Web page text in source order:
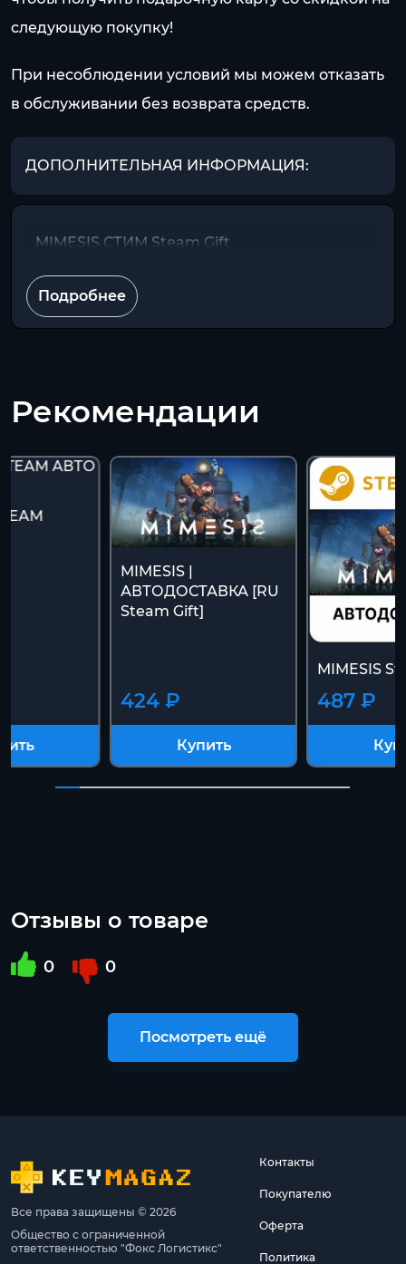
следующую покупку!
При несоблюдении условий мы можем отказать
в обслуживании без возврата средств.
ДОПОЛНИТЕЛЬНАЯ ИНФОРМАЦИЯ:
MIMESIS СТИМ Steam Gift
Подробнее
Рекомендации
MIMESIS |
АВТОДОСТАВКА [RU
Steam Gift]
424 ₽
Купить
MIMESIS
487 ₽
Отзывы о товаре
0 0
Посмотреть ещё
Все права защищены © 2026
Общество с ограниченной
ответственностью "Фокс Логистикс"
Контакты
Покупателю
Оферта
Политика